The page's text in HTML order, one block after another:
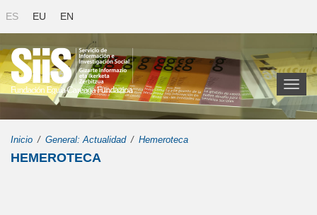
ES EU EN
Toggle
Inicio General: Actualidad Hemeroteca
HEMEROTECA